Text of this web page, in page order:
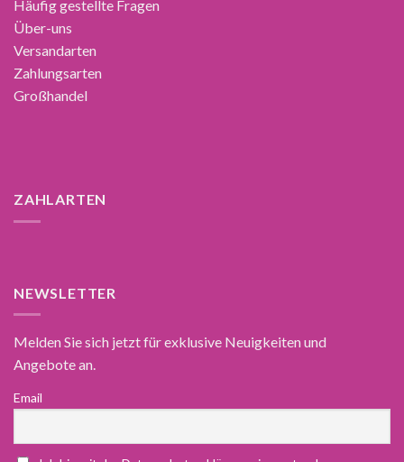
Häufig gestellte Fragen
Über-uns
Versandarten
Zahlungsarten
Großhandel
ZAHLARTEN
NEWSLETTER
Melden Sie sich jetzt für exklusive Neuigkeiten und
Angebote an.
Email